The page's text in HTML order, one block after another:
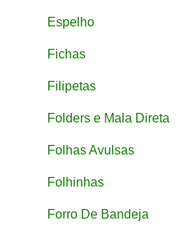
Espelho
Fichas
Filipetas
Folders e Mala Direta
Folhas Avulsas
Folhinhas
Forro De Bandeja